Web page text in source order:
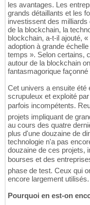
les avantages. Les
grands détaillants et les
investissent des
de la blockchain, la
blockchain, a-t-il ajouté,
adoption à grande
temps ». Selon certains,
autour de la blockchain
fantasmagorique
Cet univers a ensuite été
scrupuleux et exploité
parfois incompétents.
projets impliquant de
au cours des quatre
plus d'une douzaine de
technologie n'a pas
douzaine de ces projets,
bourses et des
phase de test. Ceux qui
encore largement utilisés.
Pourquoi en est-on